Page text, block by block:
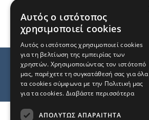
Αυτός ο ιστότοπος
χρησιμοποιεί cookies
Αυτός ο ιστότοπος χρησιμοποιεί cookies
για τη βελτίωση της εμπειρίας των
χρηστών. Χρησιμοποιώντας τον ιστότοπό
μας, παρέχετε τη συγκατάθεσή σας για όλα
τα cookies σύμφωνα με την Πολιτική μας
για τα cookies. Διαβάστε περισσότερα
ΑΠΟΛΎΤΩΣ ΑΠΑΡΑΊΤΗΤΑ